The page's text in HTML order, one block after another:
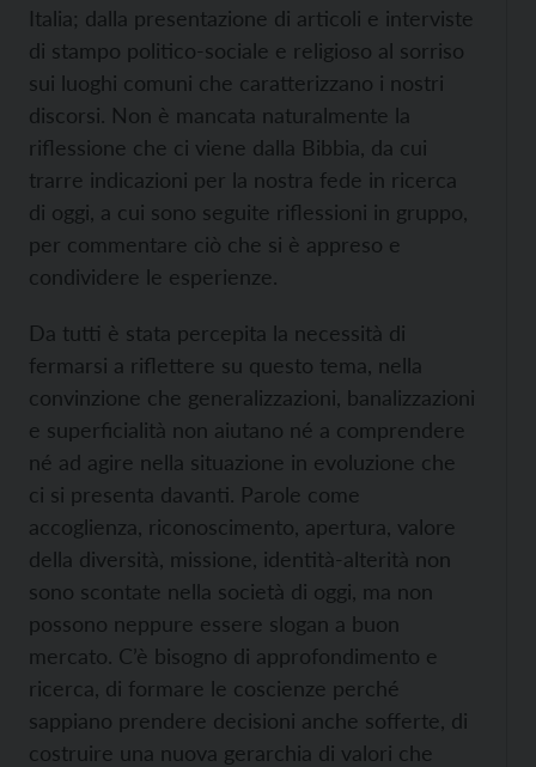
Italia; dalla presentazione di articoli e interviste
di stampo politico-sociale e religioso al sorriso
sui luoghi comuni che caratterizzano i nostri
discorsi. Non è mancata naturalmente la
riflessione che ci viene dalla Bibbia, da cui
trarre indicazioni per la nostra fede in ricerca
di oggi, a cui sono seguite riflessioni in gruppo,
per commentare ciò che si è appreso e
condividere le esperienze.
Da tutti è stata percepita la necessità di
fermarsi a riflettere su questo tema, nella
convinzione che generalizzazioni, banalizzazioni
e superficialità non aiutano né a comprendere
né ad agire nella situazione in evoluzione che
ci si presenta davanti. Parole come
accoglienza, riconoscimento, apertura, valore
della diversità, missione, identità-alterità non
sono scontate nella società di oggi, ma non
possono neppure essere slogan a buon
mercato. C’è bisogno di approfondimento e
ricerca, di formare le coscienze perché
sappiano prendere decisioni anche sofferte, di
costruire una nuova gerarchia di valori che